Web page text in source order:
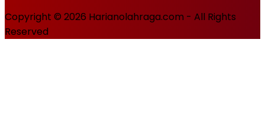
Copyright © 2026 Harianolahraga.com - All Rights
Reserved